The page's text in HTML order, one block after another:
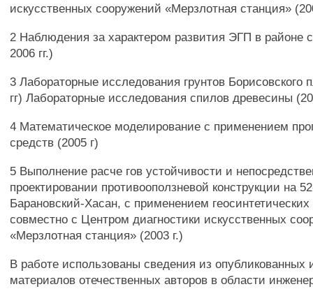
искусственных сооружений «Мерзлотная станция»
2 Наблюдения за характером развития ЭГП в районе
2006 гг.)
3 Лабораторные исследования грунтов Борисовского
гг) Лабораторные исследования спилов древесины
4 Математическое моделирование с применением
средств (2005 г)
5 Выполнение расче гов устойчивости и
проектировании противооползневой конструкции на
Барановский-Хасан, с применением
совместно с Центром диагностики искусственных
«Мерзлотная станция» (2003 г.)
В работе использованы сведения из
материалов отечественных авторов в области